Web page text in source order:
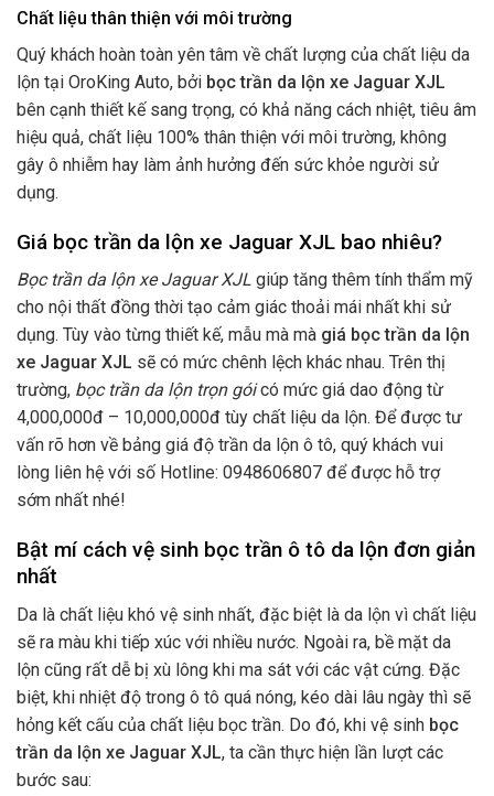
Chất liệu thân thiện với môi trường
Quý khách hoàn toàn yên tâm về chất lượng của chất liệu da
lộn tại OroKing Auto, bởi bọc trần da lộn xe Jaguar XJL
bên cạnh thiết kế sang trọng, có khả năng cách nhiệt, tiêu âm
hiệu quả, chất liệu 100% thân thiện với môi trường, không
gây ô nhiễm hay làm ảnh hưởng đến sức khỏe người sử
dụng.
Giá bọc trần da lộn xe Jaguar XJL bao nhiêu?
Bọc trần da lộn xe Jaguar XJL giúp tăng thêm tính thẩm mỹ
cho nội thất đồng thời tạo cảm giác thoải mái nhất khi sử
dụng. Tùy vào từng thiết kế, mẫu mà mà giá bọc trần da lộn
xe Jaguar XJL sẽ có mức chênh lệch khác nhau. Trên thị
trường, bọc trần da lộn trọn góicó mức giá dao động từ
4,000,000đ – 10,000,000đ tùy chất liệu da lộn. Để được tư
vấn rõ hơn về bảng giá độ trần da lộn ô tô, quý khách vui
lòng liên hệ với số Hotline: 0948606807 để được hỗ trợ
sớm nhất nhé!
Bật mí cách vệ sinh bọc trần ô tô da lộn đơn giản
nhất
Da là chất liệu khó vệ sinh nhất, đặc biệt là da lộn vì chất liệu
sẽ ra màu khi tiếp xúc với nhiều nước. Ngoài ra, bề mặt da
lộn cũng rất dễ bị xù lông khi ma sát với các vật cứng. Đặc
biệt, khi nhiệt độ trong ô tô quá nóng, kéo dài lâu ngày thì sẽ
hỏng kết cấu của chất liệu bọc trần. Do đó, khi vệ sinh bọc
trần da lộn xe Jaguar XJL, ta cần thực hiện lần lượt các
bước sau: